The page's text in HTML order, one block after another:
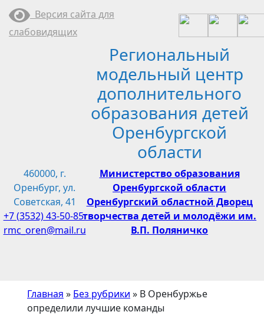
Перейти
содержимому
Версия сайта для
слабовидящих
Региональный
модельный центр
дополнительного
образования детей
Оренбургской
области
460000, г.
Оренбург, ул.
Советская, 41
+7 (3532) 43-50-85
rmc_oren@mail.ru
Министерство образования
Оренбургской области
Оренбургский областной Дворец
творчества детей и молодёжи им.
В.П. Поляничко
Главная » Без рубрики » В Оренбуржье
определили лучшие команды